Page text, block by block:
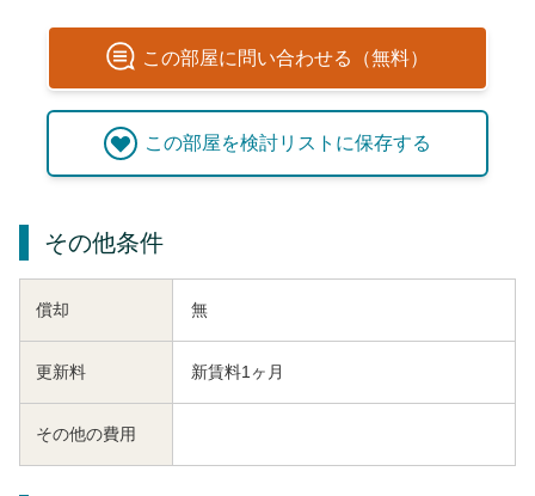
この部屋に問い合わせる（無料）
この部屋を検討リストに保存する
その他条件
償却 無
更新料 新賃料1ヶ月
その他の費用